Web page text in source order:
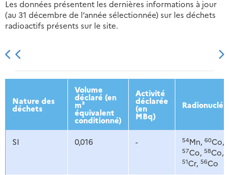
Les données présentent les dernières informations à jour
(au 31 décembre de l’année sélectionnée) sur les déchets
radioactifs présents sur le site.
2013 2014 2015 2016
Nature des
déchets
Volume
déclaré (en
m³
équivalent
conditionné)
Activité
déclarée
(en
MBq)
SI 0,016 - 54Mn, 60Co,
57Co, 58Co,
51Cr, 56Co